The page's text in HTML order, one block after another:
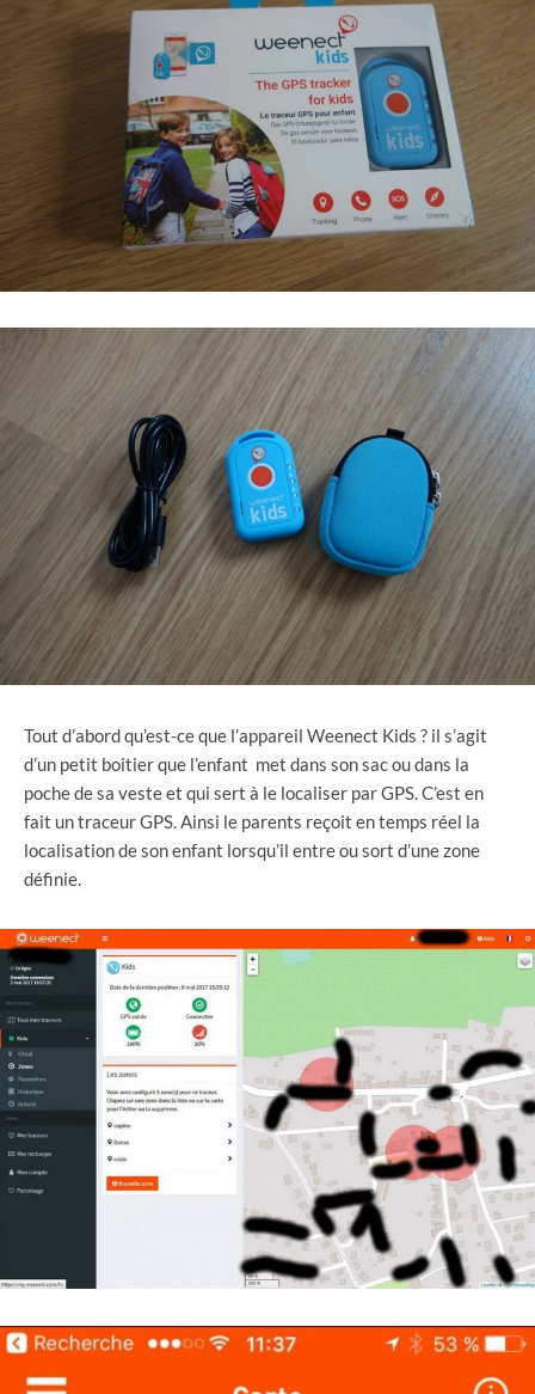
Tout d’abord qu’est-ce que l’appareil Weenect Kids ? il s’agit
d’un petit boitier que l’enfant met dans son sac ou dans la
poche de sa veste et qui sert à le localiser par GPS. C’est en
fait un traceur GPS. Ainsi le parents reçoit en temps réel la
localisation de son enfant lorsqu’il entre ou sort d’une zone
définie.